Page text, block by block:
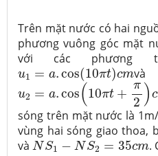
Trên mặt nước có hai
phương vuông góc mặt
với các phương
u1 = a.cos(10πt)cm
u1 .cos(10πt)cm và
u2 = a.cos(10πt +
π
2 )c
u2 =a .cos(10πt+π2)cm
sóng trên mặt nước là
vùng hai sóng giao thoa,
và NS1 − NS2 = 35cm
NS1− NS2=35cm .